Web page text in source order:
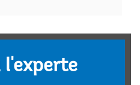
de l’OMS.
de santé
l'experte